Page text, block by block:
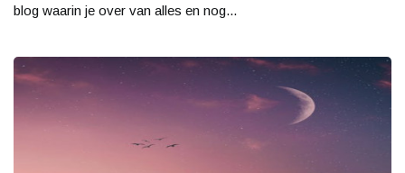
blog waarin je over van alles en nog...